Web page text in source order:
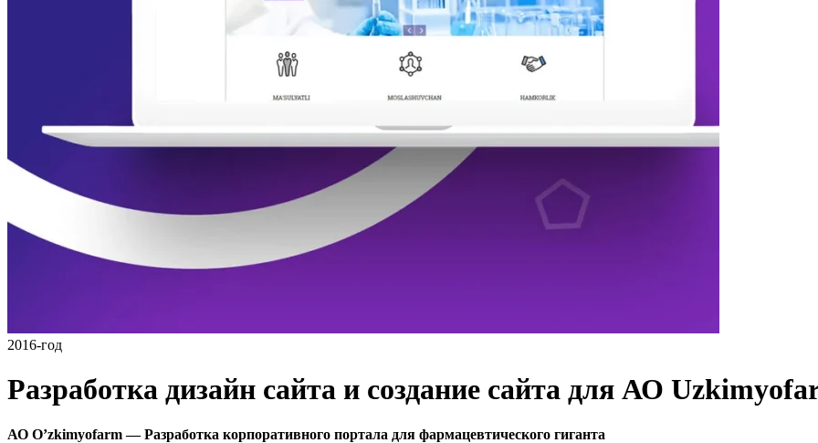
2016-год
Разработка дизайн сайта и создание сайта для АО
АО O’zkimyofarm — Разработка корпоративного портала для фармацевтического гиганта